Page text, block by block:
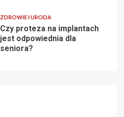
ZDROWIE I URODA
Czy proteza na implantach
jest odpowiednia dla
seniora?